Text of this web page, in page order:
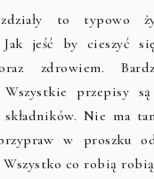
to typowo
jeść by cieszyć się
zdrowiem.
Wszystkie przepisy
Nie ma
w proszku
co robią